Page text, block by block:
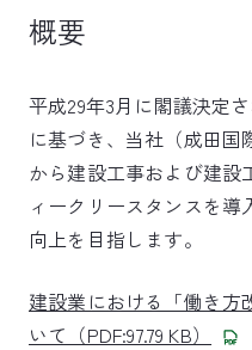
概要
平成29年3月に閣議決定
に基づき、当社（成田国
から建設工事および建設
ィークリースタンスを
向上を目指します。
建設業における「働き方
いて（PDF:97.79 KB）